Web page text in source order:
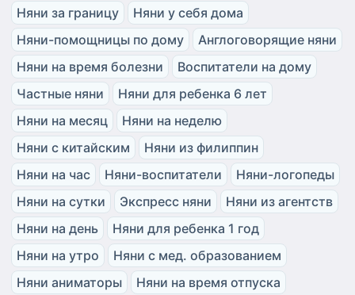
Няни за границу
Няни у себя дома
Няни-помощницы по дому
Англоговорящие няни
Няни на время болезни
Воспитатели на дому
Частные няни
Няни для ребенка 6 лет
Няни на месяц
Няни на неделю
Няни с китайским
Няни из филиппин
Няни на час
Няни-воспитатели
Няни-логопеды
Няни на сутки
Экспресс няни
Няни из агентств
Няни на день
Няни для ребенка 1 год
Няни на утро
Няни с мед. образованием
Няни аниматоры
Няни на время отпуска